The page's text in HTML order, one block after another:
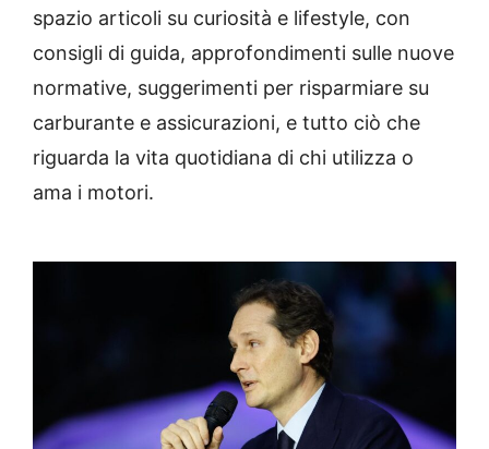
spazio articoli su curiosità e lifestyle, con
consigli di guida, approfondimenti sulle nuove
normative, suggerimenti per risparmiare su
carburante e assicurazioni, e tutto ciò che
riguarda la vita quotidiana di chi utilizza o
ama i motori.